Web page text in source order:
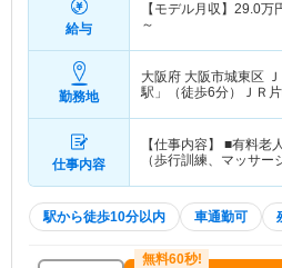
給与
【モデル月収】 29.0万
～
勤務地
大阪府 大阪市城東区
駅」（徒歩6分）ＪＲ
仕事内容
【仕事内容】 ■有料老
（歩行訓練、マッサ
駅から徒歩10分以内 車通勤可